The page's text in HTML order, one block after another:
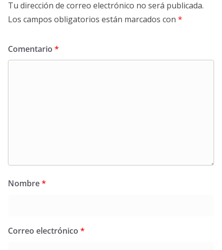
Tu dirección de correo electrónico no será publicada.
Los campos obligatorios están marcados con *
Comentario *
Nombre*
Correo electrónico *